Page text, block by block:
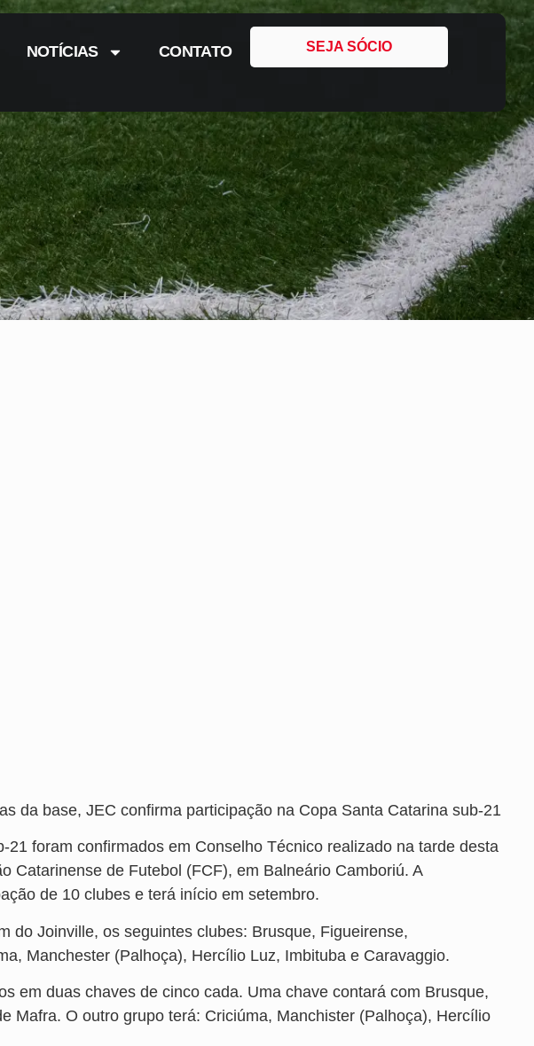
NOTÍCIAS CONTATO SEJA SÓCIO
da base, JEC confirma participação na Copa Santa Catarina sub-21
21 foram confirmados em Conselho Técnico realizado na tarde desta
Catarinense de Futebol (FCF), em Balneário Camboriú. A
de 10 clubes e terá início em setembro.
do Joinville, os seguintes clubes: Brusque, Figueirense,
Manchester (Palhoça), Hercílio Luz, Imbituba e Caravaggio.
em duas chaves de cinco cada. Uma chave contará com Brusque,
Mafra. O outro grupo terá: Criciúma, Manchister (Palhoça), Hercílio